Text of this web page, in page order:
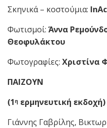
Σκηνικά – κοστούμια:
Φωτισμοί: Άννα
Θεοφυλάκτου
Φωτογραφίες: Χριστίνα
ΠΑΙΖΟΥΝ
(1 η ερμηνευτική εκδοχή)
Γιάννης Γαβρίλης,